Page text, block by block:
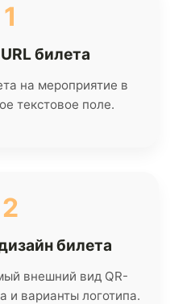
1
билета
на мероприятие в
текстовое поле.
2
билета
внешний вид QR-
и варианты логотипа.